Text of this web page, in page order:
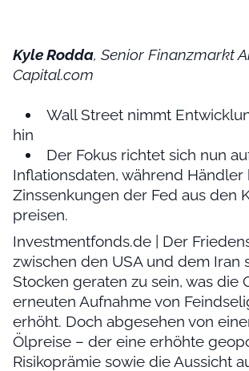
Kyle Rodda, Senior Finanzmarkt
Capital.com
Wall Street nimmt
hin
Der Fokus richtet sich nun
Inflationsdaten, während Händler
Zinssenkungen der Fed aus den
preisen.
Investmentfonds.de | Der
zwischen den USA und dem Iran
Stocken geraten zu sein, was die
erneuten Aufnahme von
erhöht. Doch abgesehen von
Ölpreise – der eine erhöhte
Risikoprämie sowie die Aussicht